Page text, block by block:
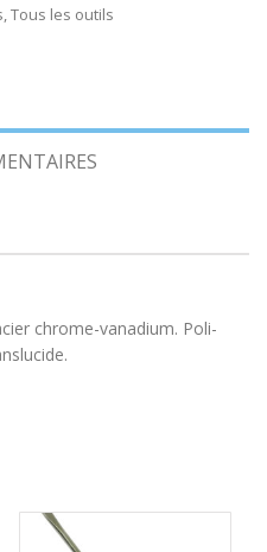
,Tous les outils
chrome-vanadium. Poli-